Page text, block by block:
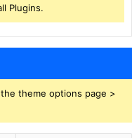
Plugins.
theme options page >